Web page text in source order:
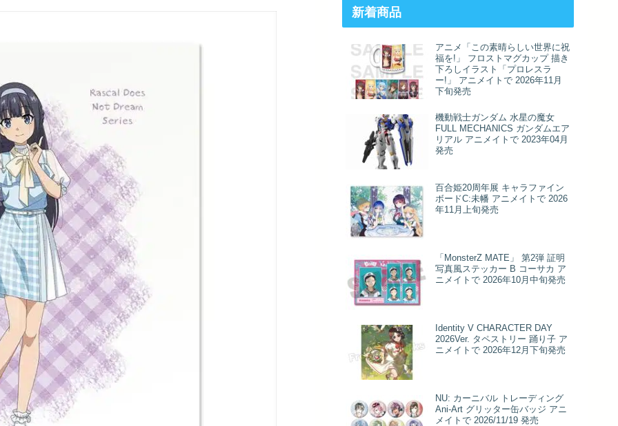
新着商品
アニメ「この素晴らしい世界に祝
福を!」 フロストマグカップ 描き
下ろしイラスト「プロレスラ
ー!」 アニメイトで 2026年11月
下旬発売
機動戦士ガンダム 水星の魔女
FULL MECHANICS ガンダムエア
リアル アニメイトで 2023年04月
発売
百合姫20周年展 キャラファイン
ボードC:未幡 アニメイトで 2026
年11月上旬発売
「MonsterZ MATE」 第2弾 証明
写真風ステッカー B コーサカ ア
ニメイトで 2026年10月中旬発売
Identity V CHARACTER DAY
2026Ver. タペストリー 踊り子 ア
ニメイトで 2026年12月下旬発売
NU: カーニバル トレーディング
Ani-Art グリッター缶バッジ アニ
メイトで 2026/11/19 発売